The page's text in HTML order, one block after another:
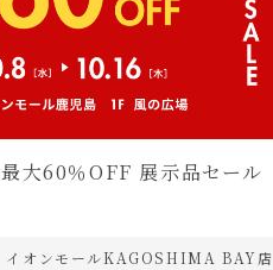
大60％OFF 展示品セール
イオンモールKAGOSHIMA BAY店